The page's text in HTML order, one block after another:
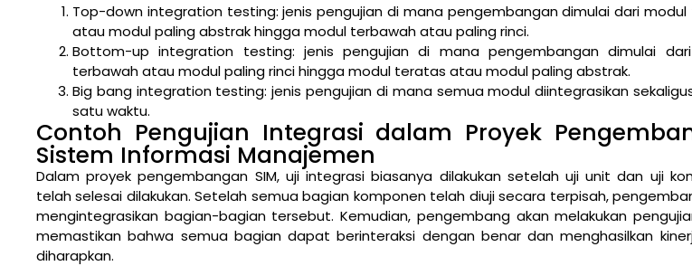
Top-down integration testing: jenis pengujian di mana pengembangan dimulai dari
atau modul paling abstrak hingga modul terbawah atau paling rinci.
Bottom-up integration testing: jenis pengujian di mana pengembangan dimulai
terbawah atau modul paling rinci hingga modul teratas atau modul paling abstrak.
Big bang integration testing: jenis pengujian di mana semua modul diintegrasikan
satu waktu.
Contoh Pengujian Integrasi dalam Proyek
Sistem Informasi Manajemen
Dalam proyek pengembangan SIM, uji integrasi biasanya dilakukan setelah uji unit dan uji
telah selesai dilakukan. Setelah semua bagian komponen telah diuji secara terpisah,
mengintegrasikan bagian-bagian tersebut. Kemudian, pengembang akan melakukan
memastikan bahwa semua bagian dapat berinteraksi dengan benar dan menghasilkan
diharapkan.